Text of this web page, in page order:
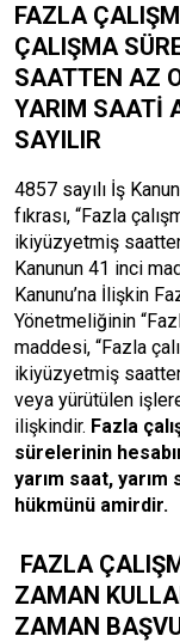
FAZLA
ÇALIŞMA
SAATTEN AZ
YARIM SAATİ
SAYILIR
4857 sayılı İş
fıkrası, “Fazla
ikiyüzyetmiş
Kanunun 41 inci
Kanunu’na İlişkin
Yönetmeliğinin
maddesi, “Fazla
ikiyüzyetmiş
veya yürütülen
ilişkindir. Fazla
sürelerinin
yarım saat, yarım
hükmünü amirdir.
FAZLA
ZAMAN
ZAMAN